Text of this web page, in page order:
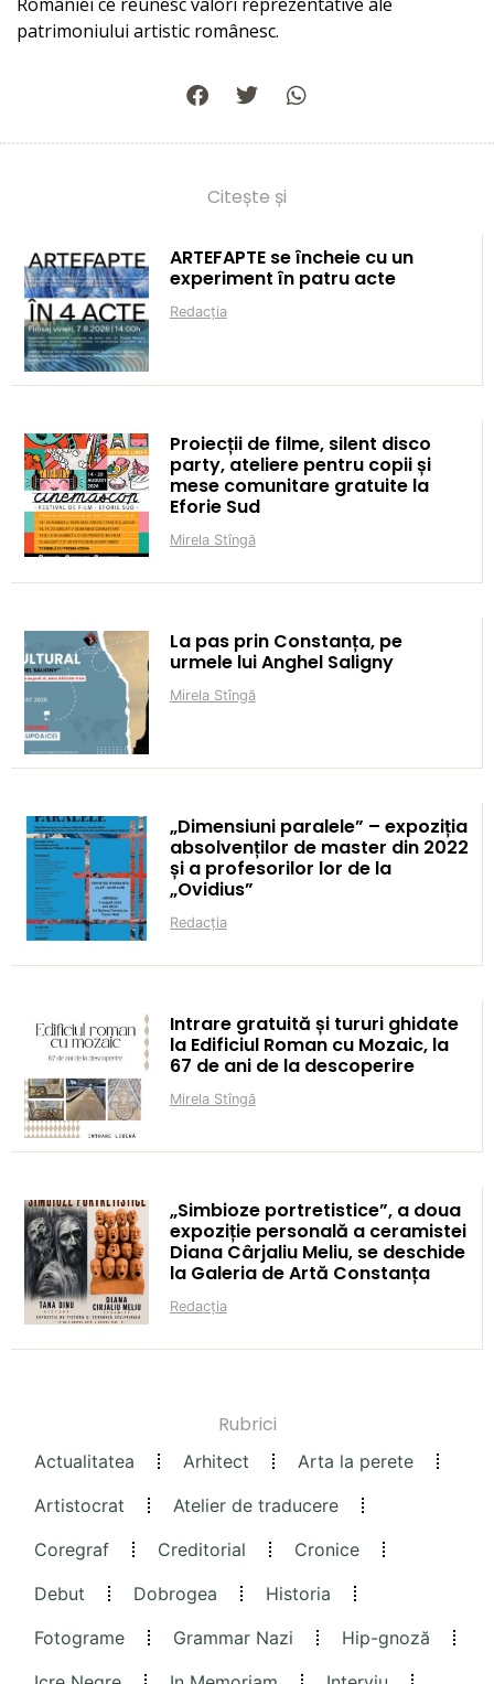
patrimoniului artistic românesc.
Citește și
ARTEFAPTE se încheie cu un
experiment în patru acte
Redacția
Proiecții de filme, silent disco
party, ateliere pentru copii și
mese comunitare gratuite la
Eforie Sud
Mirela Stîngă
La pas prin Constanța, pe
urmele lui Anghel Saligny
Mirela Stîngă
„Dimensiuni paralele” – expoziția
absolvenților de master din 2022
și a profesorilor lor de la
„Ovidius”
Redacția
Intrare gratuită și tururi ghidate
la Edificiul Roman cu Mozaic, la
67 de ani de la descoperire
Mirela Stîngă
„Simbioze portretistice”, a doua
expoziție personală a ceramistei
Diana Cârjaliu Meliu, se deschide
la Galeria de Artă Constanța
Redacția
Rubrici
Actualitatea Arhitect
Arta la perete
Artistocrat
Atelier de traducere
Coregraf
Creditorial
Cronice
Debut
Dobrogea
Historia
Fotograme
Grammar Nazi
Hip-gnoză